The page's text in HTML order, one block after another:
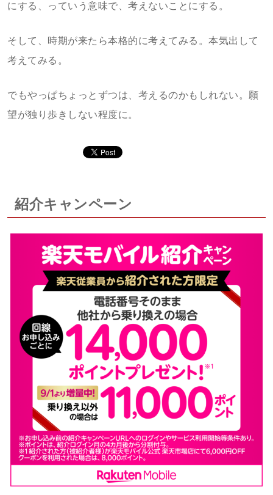
にする、っていう意味で、考えないことにする。
そして、時期が来たら本格的に考えてみる。本気出して
考えてみる。
でもやっぱちょっとずつは、考えるのかもしれない。願
望が独り歩きしない程度に。
紹介キャンペーン